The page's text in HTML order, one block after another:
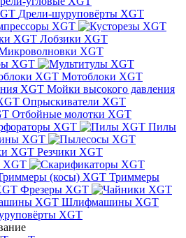
Дрели-шуруповёрты XGT
XGT
Лобзики XGT
XGT
XGT
Мотоблоки XGT
Мойки высокого давления
Опрыскиватели XGT
Отбойные молотки XGT
XGT
Пилы
XGT
Резчики XGT
XGT
Триммеры
Фрезеры XGT
Шлифмашины XGT
XGT